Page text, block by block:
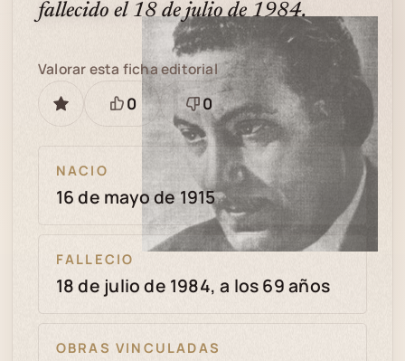
fallecido el 18 de julio de 1984.
GUARDAR
Valorar esta ficha editorial
Está
bien
0
Necesita
revisión
0
NACIO
16 de mayo de 1915
FALLECIO
18 de julio de 1984, a los 69 años
OBRAS VINCULADAS